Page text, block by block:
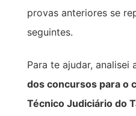
provas anteriores se
seguintes.
Para te ajudar, analisei
dos concursos para o
Técnico Judiciário do